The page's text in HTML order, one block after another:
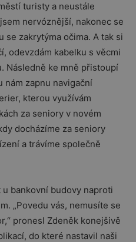
turisty a neustále
nervóznější, nakonec se
se zakrytýma očima. A tak si
odevzdám kabelku s věcmi
Následně ke mně přistoupí
nám zapnu navigační
kterou využívám
za seniory v novém
docházíme za seniory
a trávíme společně
bankovní budovy naproti
„Povedu vás, nemusíte se
pronesl Zdeněk konejšivě
do které nastavil naši